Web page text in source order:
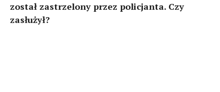
został zastrzelony przez policjanta. Czy
zasłużył?